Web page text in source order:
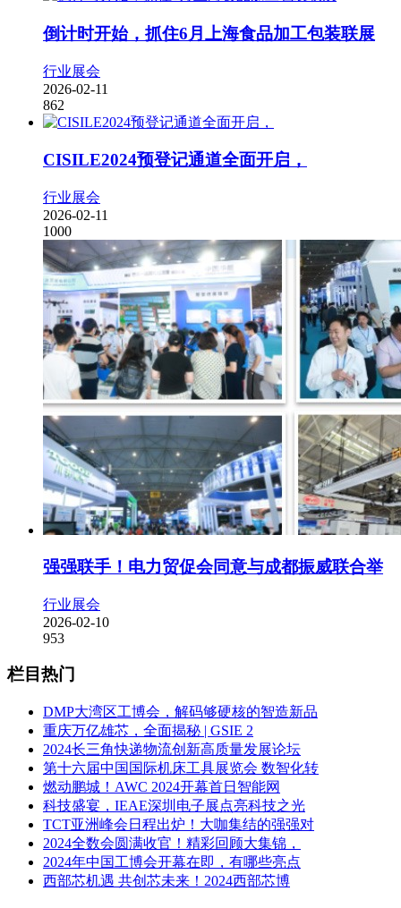
倒计时开始，抓住6月上海食品加工包装联展
行业展会
2026-02-11
862
CISILE2024预登记通道全面开启，
行业展会
2026-02-11
1000
强强联手！电力贸促会同意与成都振威联合举
行业展会
2026-02-10
953
栏目热门
DMP大湾区工博会，解码够硬核的智造新品
重庆万亿雄芯，全面揭秘 | GSIE 2
2024长三角快递物流创新高质量发展论坛
第十六届中国国际机床工具展览会 数智化转
燃动鹏城！AWC 2024开幕首日智能网
科技盛宴，IEAE深圳电子展点亮科技之光
TCT亚洲峰会日程出炉！大咖集结的强强对
2024全数会圆满收官！精彩回顾大集锦，
2024年中国工博会开幕在即，有哪些亮点
西部芯机遇 共创芯未来！2024西部芯博